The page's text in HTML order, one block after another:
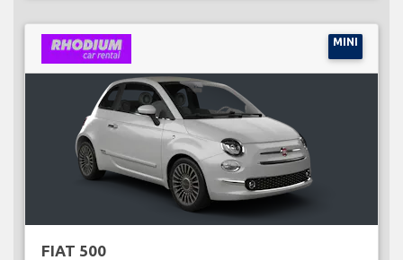
MINI
FIAT 500